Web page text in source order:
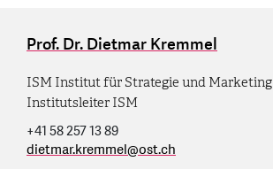
Prof. Dr. Dietmar Kremmel
ISM Institut für Strategie und Marketing
Institutsleiter ISM
+41 58 257 13 89
dietmar.kremmel@ost.ch